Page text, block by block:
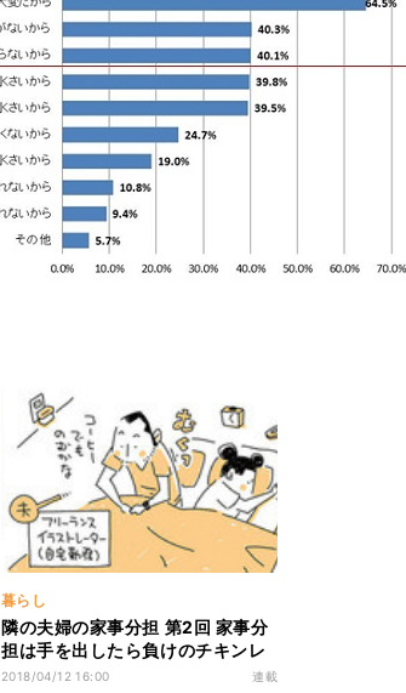
暮らし
隣の夫婦の家事分担 第2回 家事分
担は手を出したら負けのチキンレ
ース
2018/04/12 16:00 連載